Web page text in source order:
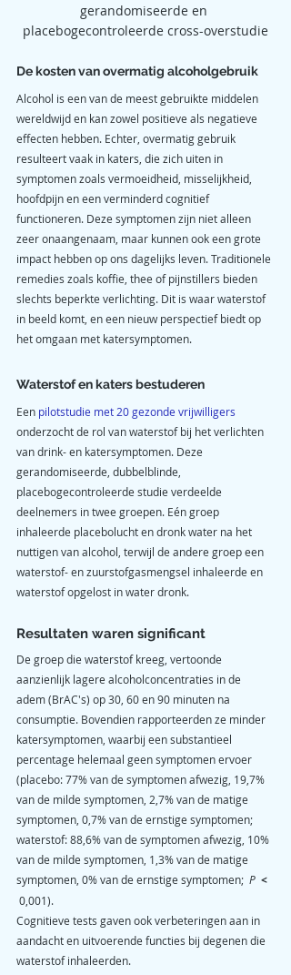
gerandomiseerde en
placebogecontroleerde cross-overstudie
De kosten van overmatig alcoholgebruik
Alcohol is een van de meest gebruikte middelen
wereldwijd en kan zowel positieve als negatieve
effecten hebben. Echter, overmatig gebruik
resulteert vaak in katers, die zich uiten in
symptomen zoals vermoeidheid, misselijkheid,
hoofdpijn en een verminderd cognitief
functioneren. Deze symptomen zijn niet alleen
zeer onaangenaam, maar kunnen ook een grote
impact hebben op ons dagelijks leven. Traditionele
remedies zoals koffie, thee of pijnstillers bieden
slechts beperkte verlichting. Dit is waar waterstof
in beeld komt, en een nieuw perspectief biedt op
het omgaan met katersymptomen.
Waterstof en katers bestuderen
Een pilotstudie met 20 gezonde vrijwilligers
onderzocht de rol van waterstof bij het verlichten
van drink- en katersymptomen. Deze
gerandomiseerde, dubbelblinde,
placebogecontroleerde studie verdeelde
deelnemers in twee groepen. Eén groep
inhaleerde placebolucht en dronk water na het
nuttigen van alcohol, terwijl de andere groep een
waterstof- en zuurstofgasmengsel inhaleerde en
waterstof opgelost in water dronk.
Resultaten waren significant
De groep die waterstof kreeg, vertoonde
aanzienlijk lagere alcoholconcentraties in de
adem (BrAC's) op 30, 60 en 90 minuten na
consumptie. Bovendien rapporteerden ze minder
katersymptomen, waarbij een substantieel
percentage helemaal geen symptomen ervoer
(placebo: 77% van de symptomen afwezig, 19,7%
van de milde symptomen, 2,7% van de matige
symptomen, 0,7% van de ernstige symptomen;
waterstof: 88,6% van de symptomen afwezig, 10%
van de milde symptomen, 1,3% van de matige
symptomen, 0% van de ernstige symptomen; P <
0,001).
Cognitieve tests gaven ook verbeteringen aan in
aandacht en uitvoerende functies bij degenen die
waterstof inhaleerden.